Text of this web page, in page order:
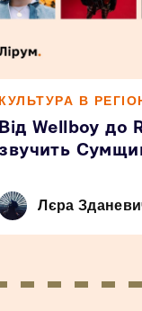
КУЛЬТУРА В
Від Wellboy до
звучить
Лєра